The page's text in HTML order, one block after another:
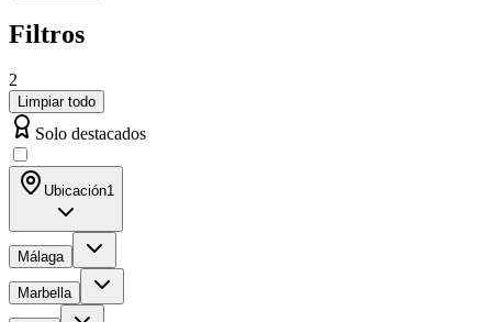
Filtros
2
Limpiar todo
Solo destacados
Ubicación1
Málaga
Marbella